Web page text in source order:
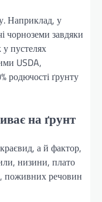
Наприклад, у
чорноземи завдяки
у пустелях
USDA,
родючості ґрунту
на ґрунт
а й фактор,
низини, плато
поживних речовин